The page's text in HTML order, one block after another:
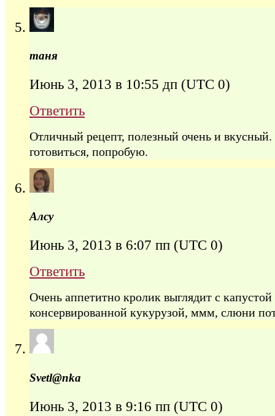
таня
Июнь 3, 2013 в 10:55 дп (UTC 0)
Ответить
Отличный рецепт, полезный очень и
готовиться, попробую.
Алсу
Июнь 3, 2013 в 6:07 пп (UTC 0)
Ответить
Очень аппетитно кролик выглядит с
консервированной кукурузой, ммм, слюни
Svetl@nka
Июнь 3, 2013 в 9:16 пп (UTC 0)